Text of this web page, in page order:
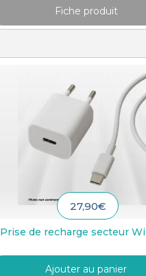
Fiche produit
Prise de recharge secteur
27,90€
Ajouter au panier